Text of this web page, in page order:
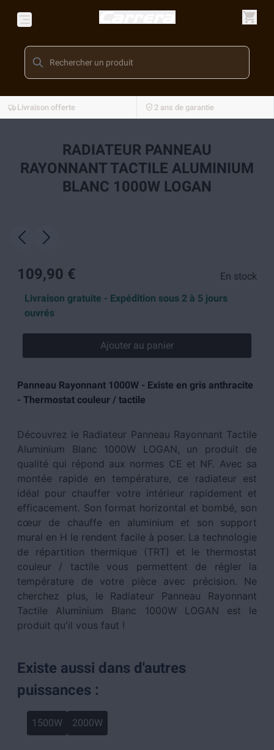
Livraison offerte 2 ans de garantie
RADIATEUR PANNEAU
RAYONNANT TACTILE ALUMINIUM
BLANC 1000W LOGAN
109,90 €
En stock
Livraison gratuite - Expédition sous 2 à 5 jours
ouvrés
Ajouter au panier
Panneau Rayonnant 1000W - Existe en gris anthracite
- Thermostat couleur / tactile
Découvrez le Radiateur Panneau Rayonnant Tactile
Aluminium Blanc 1000W LOGAN, un produit de
qualité qui répond aux normes CE et NF. Avec sa
montée rapide en température, ce radiateur est
idéal pour chauffer votre intérieur rapidement et
efficacement. Son format horizontal et bombé, son
cœur de chauffe en aluminium et son support
mural en H le rendent facile à poser. La technologie
de répartition thermique (TRT) et le thermostat
couleur / tactile vous permettent de régler la
température de votre pièce avec précision. Ne
cherchez plus, le Radiateur Panneau Rayonnant
Tactile Aluminium Blanc 1000W LOGAN est le
produit qu'il vous faut !
Existe aussi dans d'autres
puissances :
1500W 2000W